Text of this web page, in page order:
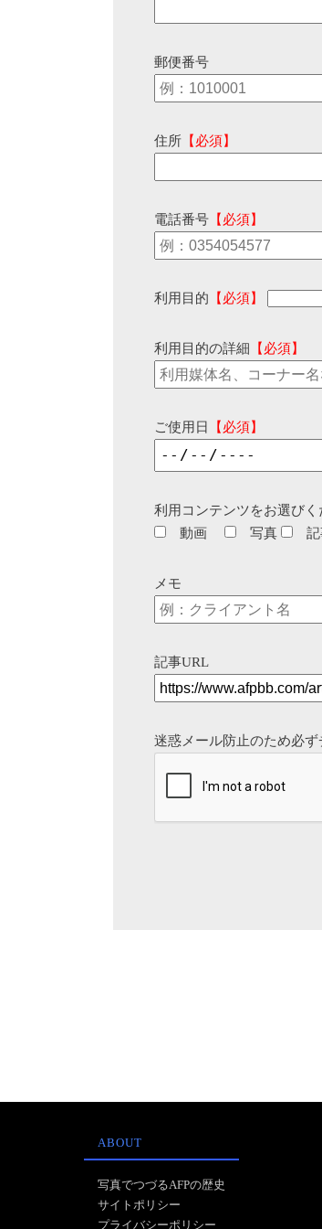
郵便番号
住所 【必須】
電話番号 【必須】
利用目的 【必須】
利用目的の詳細 【必須】
ご使用日 【必須】
利用コンテンツをお選びく
動画
写真
メモ
記事URL
迷惑メール防止のため必
ABOUT
写真でつづるAFPの歴史
サイトポリシー
プライバシーポリシー